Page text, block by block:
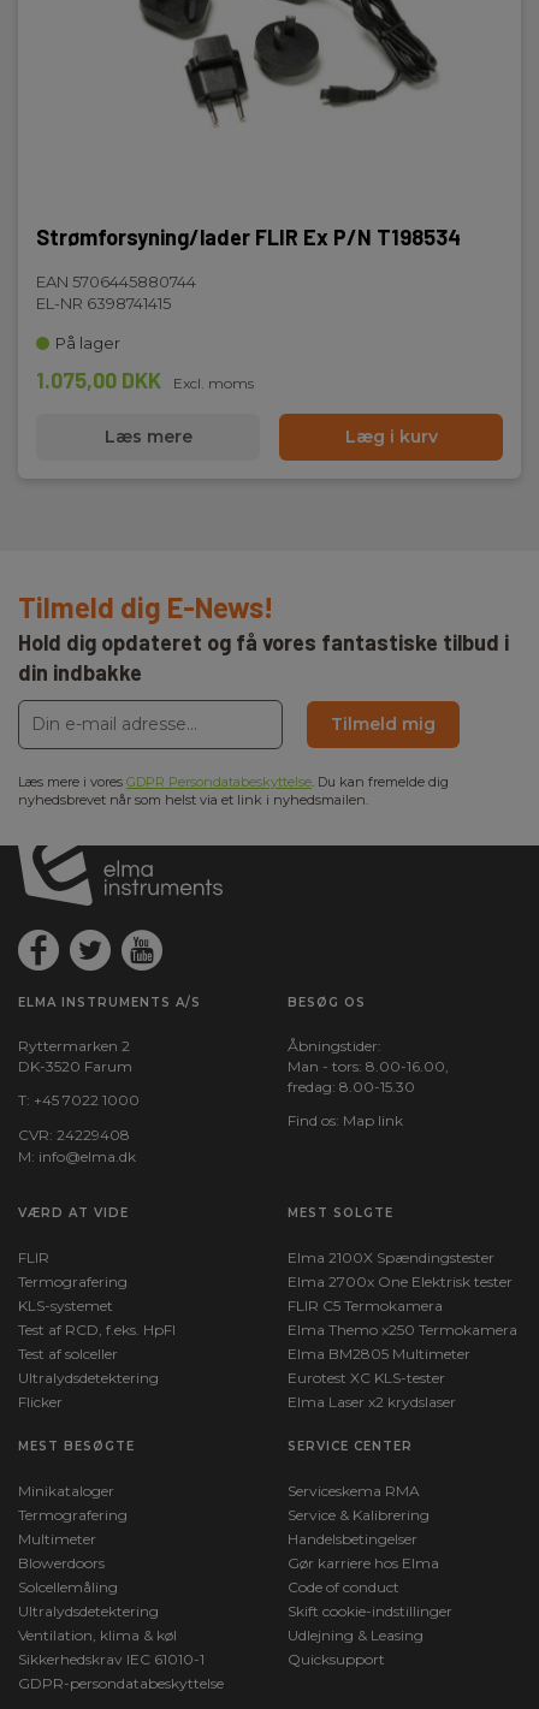
Strømforsyning/lader FLIR Ex P/N T198534
EAN 5706445880744
EL-NR 6398741415
På lager
1.075,00 DKK Excl. moms
Læs mere Læg i kurv
Tilmeld dig E-News!
Hold dig opdateret og få vores fantastiske tilbud i
din indbakke
Tilmeld mig
Læs mere i vores GDPR Persondatabeskyttelse. Du kan fremelde dig
nyhedsbrevet når som helst via et link i nyhedsmailen.
ELMA INSTRUMENTS A/S
Ryttermarken 2
DK-3520 Farum
T: +45 7022 1000
CVR: 24229408
M: info@elma.dk
BESØG OS
Åbningstider:
Man - tors: 8.00-16.00,
fredag: 8.00-15.30
Find os: Map link
VÆRD AT VIDE
FLIR
Termografering
KLS-systemet
Test af RCD, f.eks. HpFI
Test af solceller
Ultralydsdetektering
Flicker
MEST SOLGTE
Elma 2100X Spændingstester
Elma 2700x One Elektrisk tester
FLIR C5 Termokamera
Elma Themo x250 Termokamera
Elma BM2805 Multimeter
Eurotest XC KLS-tester
Elma Laser x2 krydslaser
MEST BESØGTE
Minikataloger
Termografering
Multimeter
Blowerdoors
Solcellemåling
Ultralydsdetektering
Ventilation, klima & køl
Sikkerhedskrav IEC 61010-1
GDPR-persondatabeskyttelse
SERVICE CENTER
Serviceskema RMA
Service & Kalibrering
Handelsbetingelser
Gør karriere hos Elma
Code of conduct
Skift cookie-indstillinger
Udlejning & Leasing
Quicksupport